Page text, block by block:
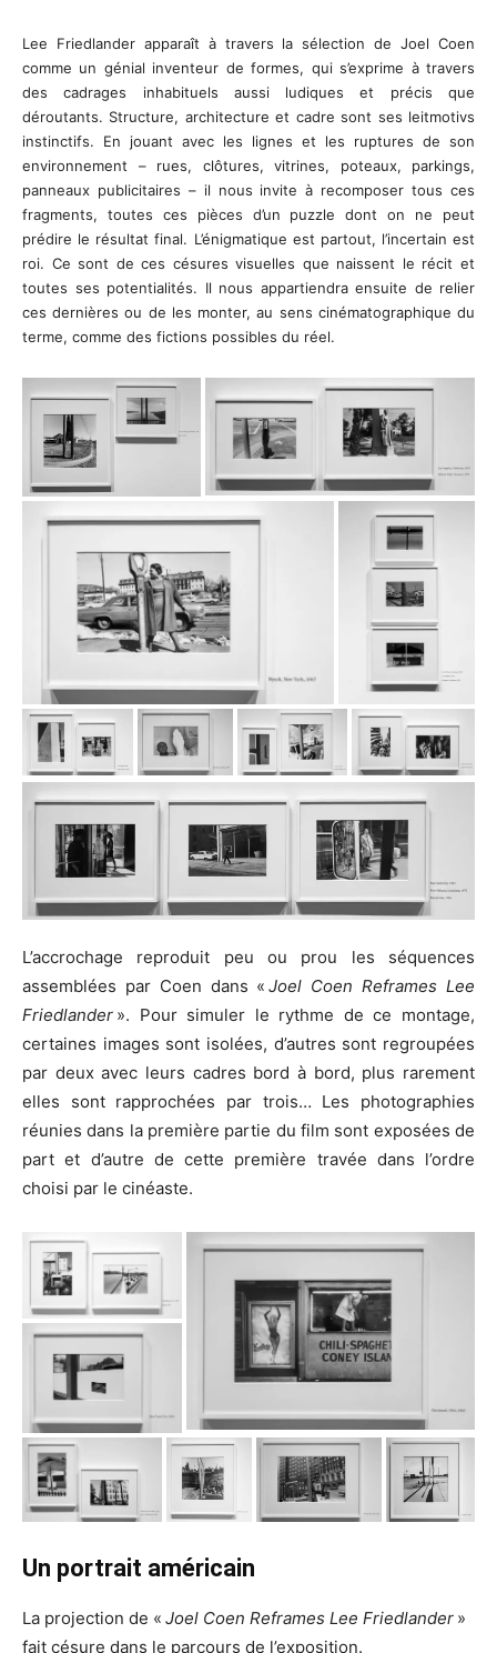
Lee Friedlander apparaît à travers la sélection de Joel Coen
comme un génial inventeur de formes, qui s’exprime à travers
des cadrages inhabituels aussi ludiques et précis que
déroutants. Structure, architecture et cadre sont ses leitmotivs
instinctifs. En jouant avec les lignes et les ruptures de son
environnement – rues, clôtures, vitrines, poteaux, parkings,
panneaux publicitaires – il nous invite à recomposer tous ces
fragments, toutes ces pièces d’un puzzle dont on ne peut
prédire le résultat final. L’énigmatique est partout, l’incertain est
roi. Ce sont de ces césures visuelles que naissent le récit et
toutes ses potentialités. Il nous appartiendra ensuite de relier
ces dernières ou de les monter, au sens cinématographique du
terme, comme des fictions possibles du réel.
L’accrochage reproduit peu ou prou les séquences
assemblées par Coen dans «Joel Coen Reframes Lee
Friedlander ». Pour simuler le rythme de ce montage,
certaines images sont isolées, d’autres sont regroupées
par deux avec leurs cadres bord à bord, plus rarement
elles sont rapprochées par trois… Les photographies
réunies dans la première partie du film sont exposées de
part et d’autre de cette première travée dans l’ordre
choisi par le cinéaste.
Un portrait américain
La projection de « Joel Coen Reframes Lee Friedlander »
fait césure dans le parcours de l’exposition.